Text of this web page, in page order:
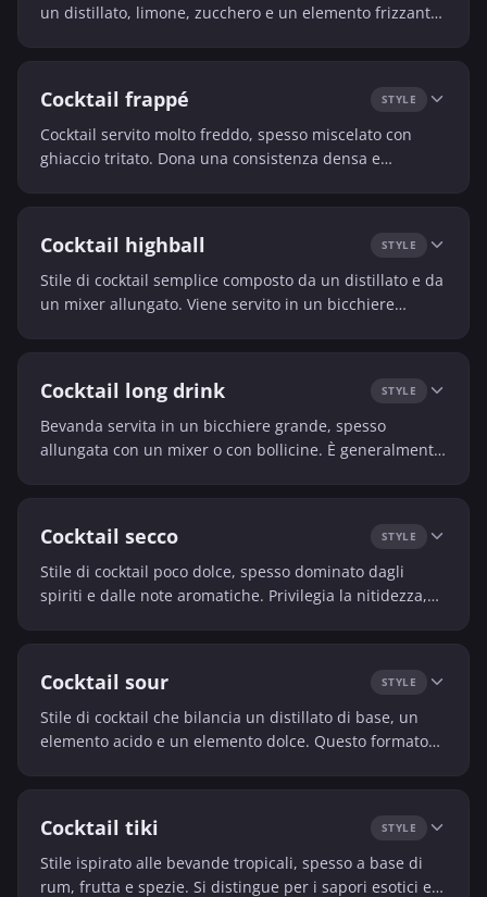
un distillato, limone, zucchero e un elemento frizzante.
rinfrescante.
Cocktail frappé STYLE
Cocktail servito molto freddo, spesso miscelato con
ghiaccio tritato. Dona una consistenza densa e
Cocktail highball STYLE
Stile di cocktail semplice composto da un distillato e da
un mixer allungato. Viene servito in un bicchiere
Cocktail long drink STYLE
Bevanda servita in un bicchiere grande, spesso
allungata con un mixer o con bollicine. È generalmente
Cocktail secco STYLE
Stile di cocktail poco dolce, spesso dominato dagli
spiriti e dalle note aromatiche. Privilegia la nitidezza,
Cocktail sour STYLE
Stile di cocktail che bilancia un distillato di base, un
elemento acido e un elemento dolce. Questo formato
Cocktail tiki STYLE
Stile ispirato alle bevande tropicali, spesso a base di
rum, frutta e spezie. Si distingue per i sapori esotici e